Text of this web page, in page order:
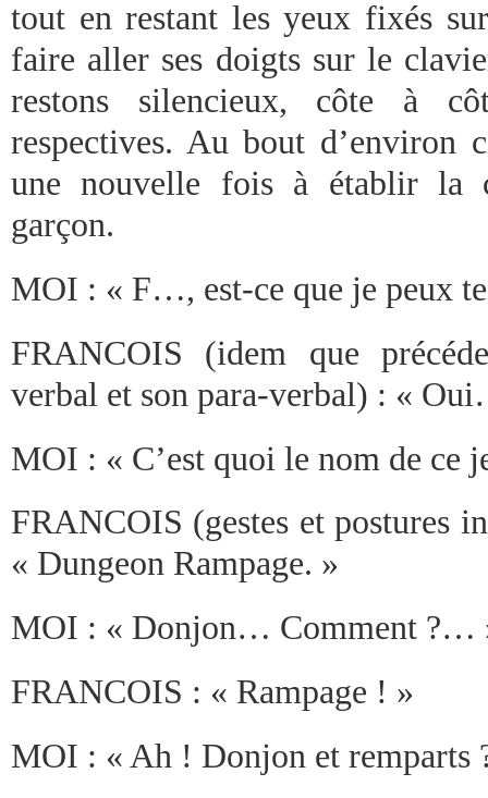
tout en restant les yeux fixés
faire aller ses doigts sur le
restons silencieux, côte à
respectives. Au bout d’environ
une nouvelle fois à établir la
garçon.
MOI : « F…, est-ce que je peux
FRANCOIS (idem que
verbal et son para-verbal) : «
MOI : « C’est quoi le nom de ce
FRANCOIS (gestes et postures
« Dungeon Rampage. »
MOI : « Donjon… Comment ?…
FRANCOIS : « Rampage ! »
MOI : « Ah ! Donjon et